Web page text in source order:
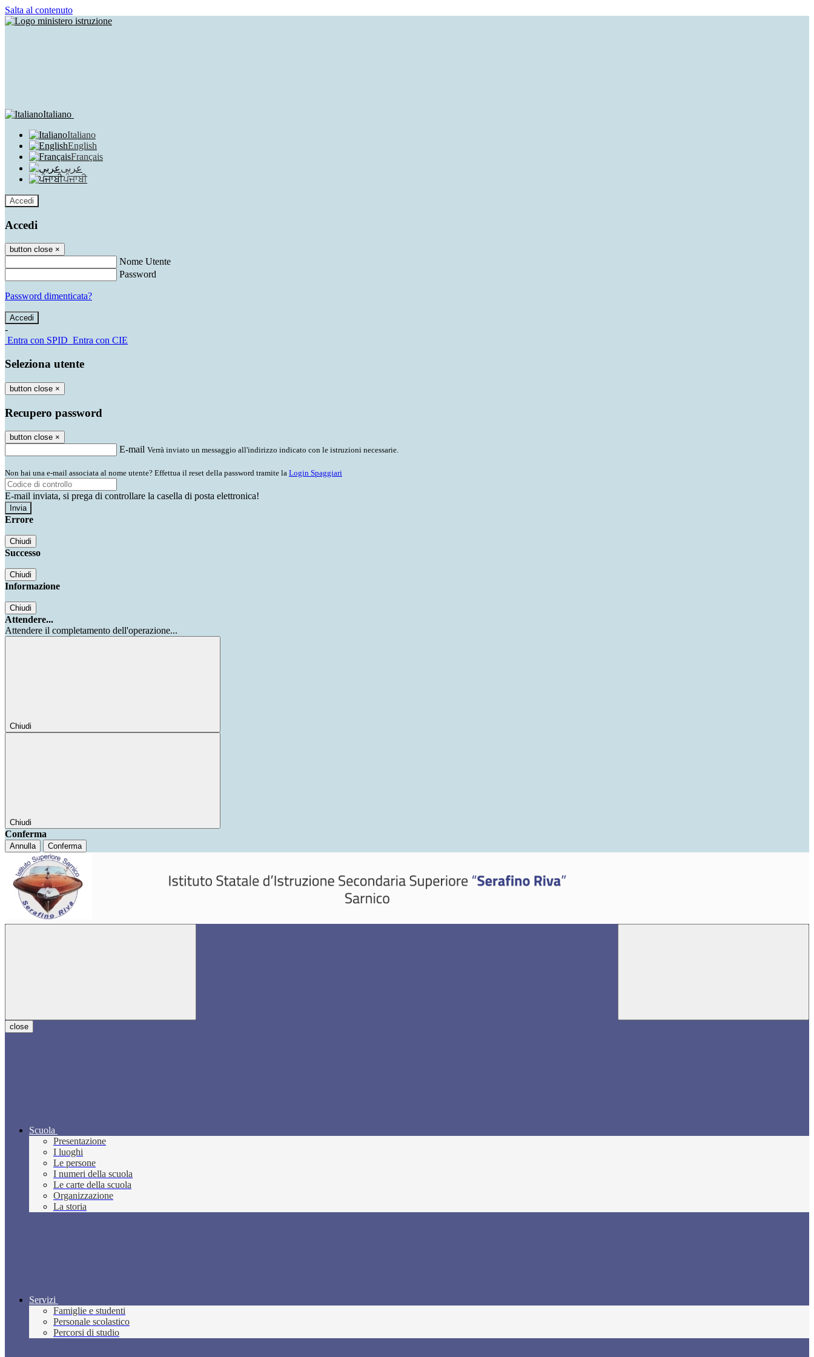
Salta al contenuto
Italiano
Italiano
English
Français
عربى
ਪੰਜਾਬੀ
Accedi
Accedi
button close ×
Nome Utente
Password
Password dimenticata?
-
Entra con SPID Entra con CIE
Seleziona utente
button close ×
Recupero password
button close ×
E-mail Verrà inviato un messaggio all'indirizzo indicato con le istruzioni necessarie.
Non hai una e-mail associata al nome utente? Effettua il reset della password tramite la Login Spaggiari
E-mail inviata, si prega di controllare la casella di posta elettronica!
Errore
Chiudi
Successo
Chiudi
Informazione
Chiudi
Attendere...
Attendere il completamento dell'operazione...
Chiudi
Chiudi
Conferma
Annulla Conferma
close
Scuola
Presentazione
I luoghi
Le persone
I numeri della scuola
Le carte della scuola
Organizzazione
La storia
Servizi
Famiglie e studenti
Personale scolastico
Percorsi di studio